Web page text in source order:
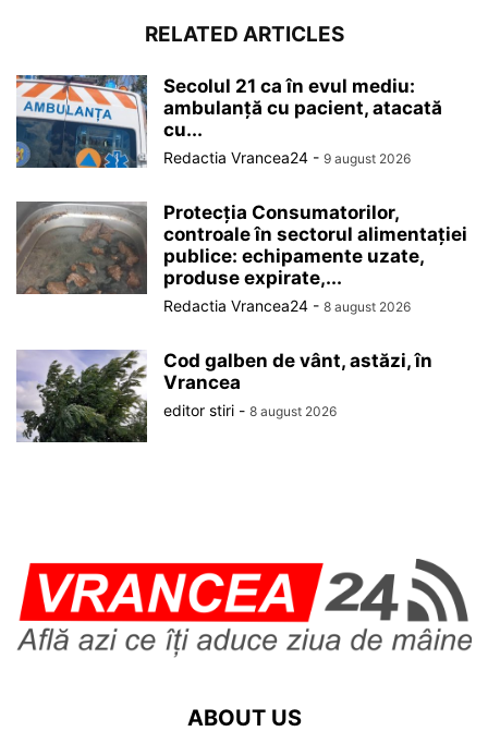
RELATED ARTICLES
Secolul 21 ca în evul mediu:
ambulanță cu pacient, atacată
cu...
Redactia Vrancea24 - 9 august 2026
Protecția Consumatorilor,
controale în sectorul alimentației
publice: echipamente uzate,
produse expirate,...
Redactia Vrancea24 - 8 august 2026
Cod galben de vânt, astăzi, în
Vrancea
editor stiri - 8 august 2026
ABOUT US